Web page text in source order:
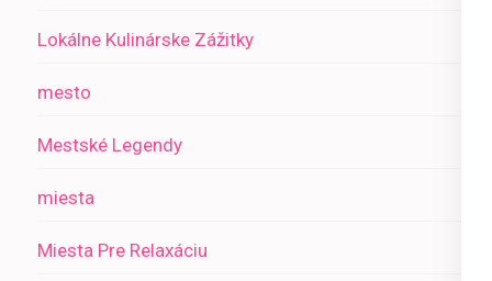
Lokálne Kulinárske Zážitky
mesto
Mestské Legendy
miesta
Miesta Pre Relaxáciu